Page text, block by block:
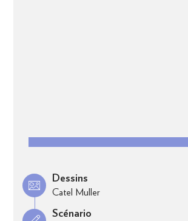
Dessins
Catel Muller
Scénario